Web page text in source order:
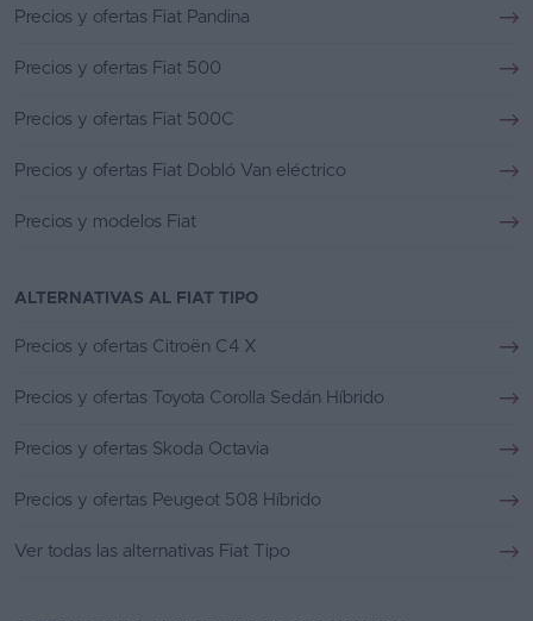
Precios y ofertas Fiat Pandina
Precios y ofertas Fiat 500
Precios y ofertas Fiat 500C
Precios y ofertas Fiat Dobló Van eléctrico
Precios y modelos Fiat
ALTERNATIVAS AL FIAT TIPO
Precios y ofertas Citroën C4 X
Precios y ofertas Toyota Corolla Sedán Híbrido
Precios y ofertas Skoda Octavia
Precios y ofertas Peugeot 508 Híbrido
Ver todas las alternativas Fiat Tipo